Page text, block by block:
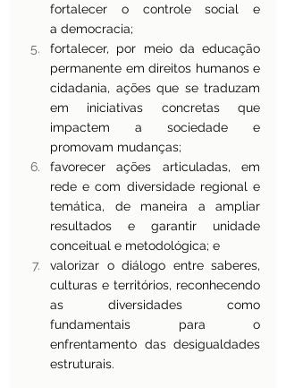
fortalecer o controle social e
a democracia;
fortalecer, por meio da educação
permanente em direitos humanos e
cidadania, ações que se traduzam
em iniciativas concretas que
impactem a sociedade e
promovam mudanças;
favorecer ações articuladas, em
rede e com diversidade regional e
temática, de maneira a ampliar
resultados e garantir unidade
conceitual e metodológica; e
valorizar o diálogo entre saberes,
culturas e territórios, reconhecendo
as diversidades como
fundamentais para o
enfrentamento das desigualdades
estruturais.